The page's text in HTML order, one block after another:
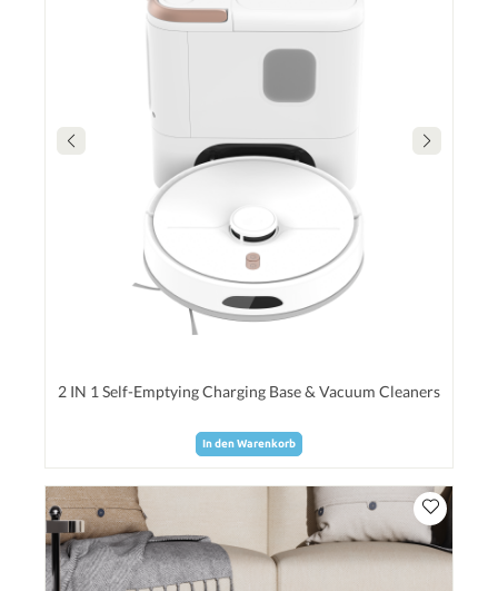
2 IN 1 Self-Emptying Charging Base & Vacuum Cleaners
In den Warenkorb